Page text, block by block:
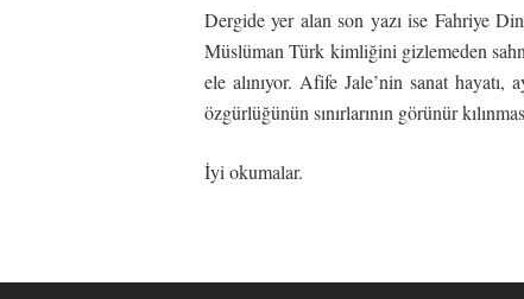
Dergide yer alan son yazı ise Fahriye
Müslüman Türk kimliğini gizlemeden
ele alınıyor. Afife Jale’nin sanat
özgürlüğünün sınırlarının görünür
İyi okumalar.